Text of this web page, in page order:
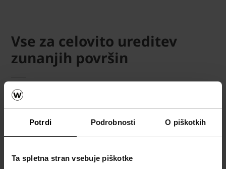
Potrdi Podrobnosti O piškotkih
Ta spletna stran vsebuje piškotke
Vse za celovito ureditev
zunanjih površin
Za dolgotrajno in funkcionalno površino se
poleg tlakovcev uporabljajo tudi dodatni
elementi, ki zagotavljajo stabilnost in zaključen